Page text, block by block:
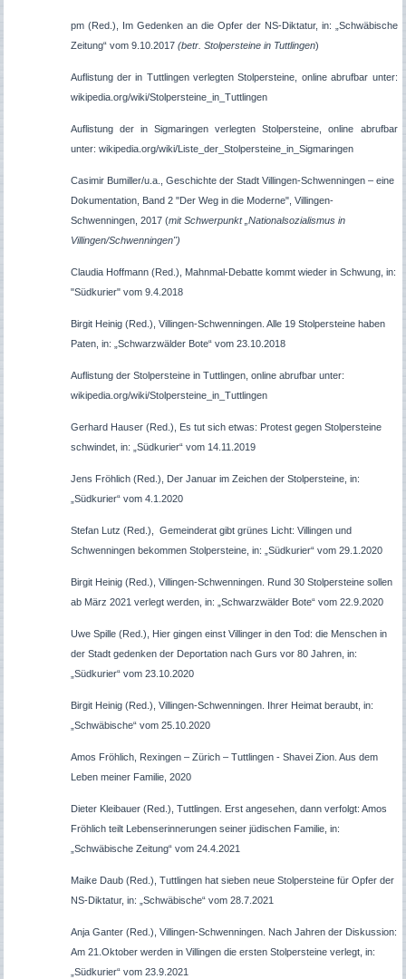
pm (Red.), Im Gedenken an die Opfer der NS-Diktatur, in: „Schwäbische
Zeitung“ vom 9.10.2017 (betr. Stolpersteine in Tuttlingen)
Auflistung der in Tuttlingen verlegten Stolpersteine, online abrufbar unter:
wikipedia.org/wiki/Stolpersteine_in_Tuttlingen
Auflistung der in Sigmaringen verlegten Stolpersteine, online abrufbar
unter: wikipedia.org/wiki/Liste_der_Stolpersteine_in_Sigmaringen
Casimir Bumiller/u.a., Geschichte der Stadt Villingen-Schwenningen – eine
Dokumentation, Band 2 "Der Weg in die Moderne", Villingen-
Schwenningen, 2017 (mit Schwerpunkt „Nationalsozialismus in
Villingen/Schwenningen")
Claudia Hoffmann (Red.), Mahnmal-Debatte kommt wieder in Schwung, in:
"Südkurier" vom 9.4.2018
Birgit Heinig (Red.), Villingen-Schwenningen. Alle 19 Stolpersteine haben
Paten, in: „Schwarzwälder Bote“ vom 23.10.2018
Auflistung der Stolpersteine in Tuttlingen, online abrufbar unter:
wikipedia.org/wiki/Stolpersteine_in_Tuttlingen
Gerhard Hauser (Red.), Es tut sich etwas: Protest gegen Stolpersteine
schwindet, in: „Südkurier“ vom 14.11.2019
Jens Fröhlich (Red.), Der Januar im Zeichen der Stolpersteine, in:
„Südkurier“ vom 4.1.2020
Stefan Lutz (Red.), Gemeinderat gibt grünes Licht: Villingen und
Schwenningen bekommen Stolpersteine, in: „Südkurier“ vom 29. 1.2020
Birgit Heinig (Red.), Villingen-Schwenningen. Rund 30 Stolpersteine sollen
ab März 2021 verlegt werden, in: „Schwarzwälder Bote“ vom 22.9.2020
Uwe Spille (Red.), Hier gingen einst Villinger in den Tod: die Menschen in
der Stadt gedenken der Deportation nach Gurs vor 80 Jahren, in:
„Südkurier“ vom 23.10.2020
Birgit Heinig (Red.), Villingen-Schwenningen. Ihrer Heimat beraubt, in:
„Schwäbische“ vom 25.10.2020
Amos Fröhlich, Rexingen – Zürich – Tuttlingen - Shavei Zion. Aus dem
Leben meiner Familie, 2020
Dieter Kleibauer (Red.), Tuttlingen. Erst angesehen, dann verfolgt: Amos
Fröhlich teilt Lebenserinnerungen seiner jüdischen Familie, in:
„Schwäbische Zeitung“ vom 24.4.2021
Maike Daub (Red.), Tuttlingen hat sieben neue Stolpersteine für Opfer der
NS-Diktatur, in: „Schwäbische“ vom 28.7.2021
Anja Ganter (Red.), Villingen-Schwenningen. Nach Jahren der Diskussion:
Am 21.Oktober werden in Villingen die ersten Stolpersteine verlegt, in:
„Südkurier“ vom 23.9.2021